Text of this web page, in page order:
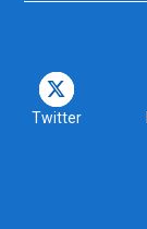
Twitter